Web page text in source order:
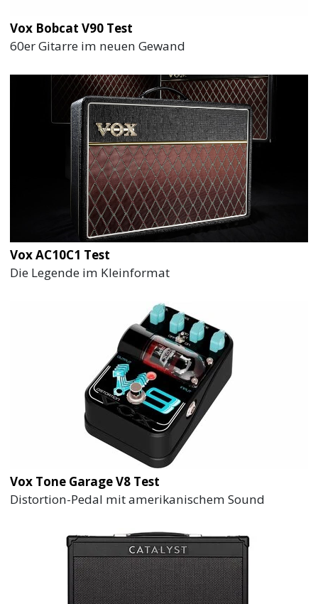
Vox Bobcat V90 Test
60er Gitarre im neuen Gewand
Vox AC10C1 Test
Die Legende im Kleinformat
Vox Tone Garage V8 Test
Distortion-Pedal mit amerikanischem Sound